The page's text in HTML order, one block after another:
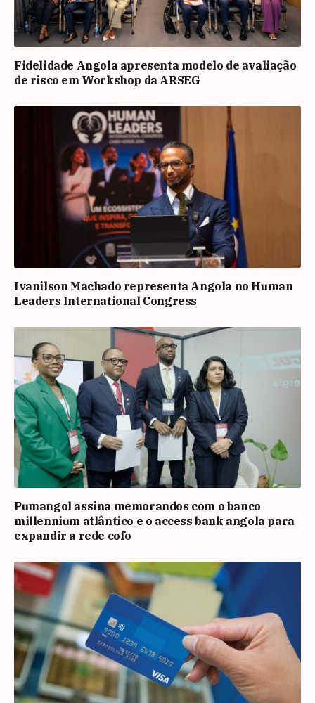
Fidelidade Angola apresenta modelo de avaliação
de risco em Workshop da ARSEG
Ivanilson Machado representa Angola no Human
Leaders International Congress
Pumangol assina memorandos com o banco
millennium atlântico e o access bank angola para
expandir a rede cofo